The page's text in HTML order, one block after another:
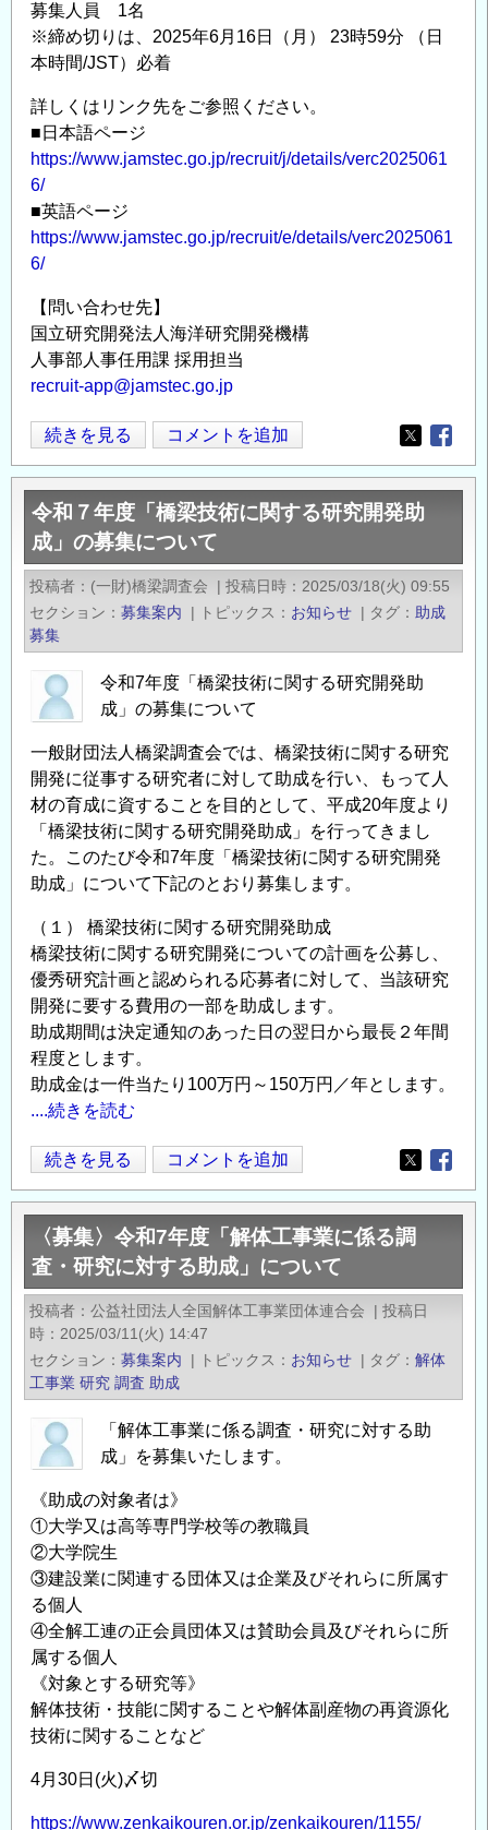
募集人員 1名
※締め切りは、2025年6月16日（月） 23時59分 （日
本時間/JST）必着
詳しくはリンク先をご参照ください。
■日本語ページ
https://www.jamstec.go.jp/recruit/j/details/verc2025061
6/
■英語ページ
https://www.jamstec.go.jp/recruit/e/details/verc2025061
6/
【問い合わせ先】
国立研究開発法人海洋研究開発機構
人事部人事任用課 採用担当
recruit-app@jamstec.go.jp
国
立
研
究
開
発
法
人
海
洋
研
開
発
機
構
海
地
震
火
山
部
門
火
山・
地
球
内
部
研
究
セ
ン
タ
ー
球
物
理
観
測
研
究
グ
ル
ー
プ
主
任
究
続きを見る コメントを追加
Opens in
令和７年度「橋梁技術に関する研究開発助
成」の募集について
投稿者 (一財)橋梁調査会 | 投稿日時
2025/03/18(火) 09:55
セクション
募集案内 | トピックス お知らせ | タグ
助成
募集
令和7年度「橋梁技術に関する研究開発助
成」の募集について
一般財団法人橋梁調査会では、橋梁技術に関する研究
開発に従事する研究者に対して助成を行い、もって人
材の育成に資することを目的として、平成20年度より
「橋梁技術に関する研究開発助成」を行ってきまし
た。このたび令和7年度「橋梁技術に関する研究開発
助成」について下記のとおり募集します。
（１） 橋梁技術に関する研究開発助成
橋梁技術に関する研究開発についての計画を公募し、
優秀研究計画と認められる応募者に対して、当該研究
開発に要する費用の一部を助成します。
助成期間は決定通知のあった日の翌日から最長２年間
程度とします。
助成金は一件当たり100万円～150万円／年とします。
....続きを読む
令
和
７
年
度
「橋
梁
技
術
に
関
る
研
究
開
発
助
成」
の
募
集
つ
い
続きを見る コメントを追加
Opens in
〈募集〉令和7年度「解体工事業に係る調
査・研究に対する助成」について
投稿者 公益社団法人全国解体工事業団体連合会 | 投稿日
時
2025/03/11(火) 14:47
セクション
募集案内 | トピックス お知らせ | タグ
解体
工事業 研究 調査 助成
「解体工事業に係る調査・研究に対する助
成」を募集いたします。
《助成の対象者は》
①大学又は高等専門学校等の教職員
②大学院生
③建設業に関連する団体又は企業及びそれらに所属す
る個人
④全解工連の正会員団体又は賛助会員及びそれらに所
属する個人
《対象とする研究等》
解体技術・技能に関することや解体副産物の再資源化
技術に関することなど
4月30日(火)〆切
https://www.zenkaikouren.or.jp/zenkaikouren/1155/